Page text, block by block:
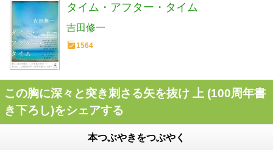
タイム・アフター・タイム
吉田修一
1564
この胸に深々と突き刺さる矢を抜け 上 (100周年書
き下ろし)をシェアする
本つぶやきをつぶやく